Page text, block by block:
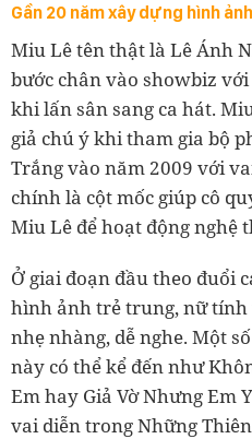
Gần 20 năm xây dựng hình
Miu Lê tên thật là Lê Ánh
bước chân vào showbiz
khi lấn sân sang ca hát.
giả chú ý khi tham gia bộ
Trắng vào năm 2009 với
chính là cột mốc giúp cô
Miu Lê để hoạt động nghệ
Ở giai đoạn đầu theo đuổi
hình ảnh trẻ trung, nữ
nhẹ nhàng, dễ nghe. Một
này có thể kể đến như
Em hay Giả Vờ Nhưng Em
vai diễn trong Những